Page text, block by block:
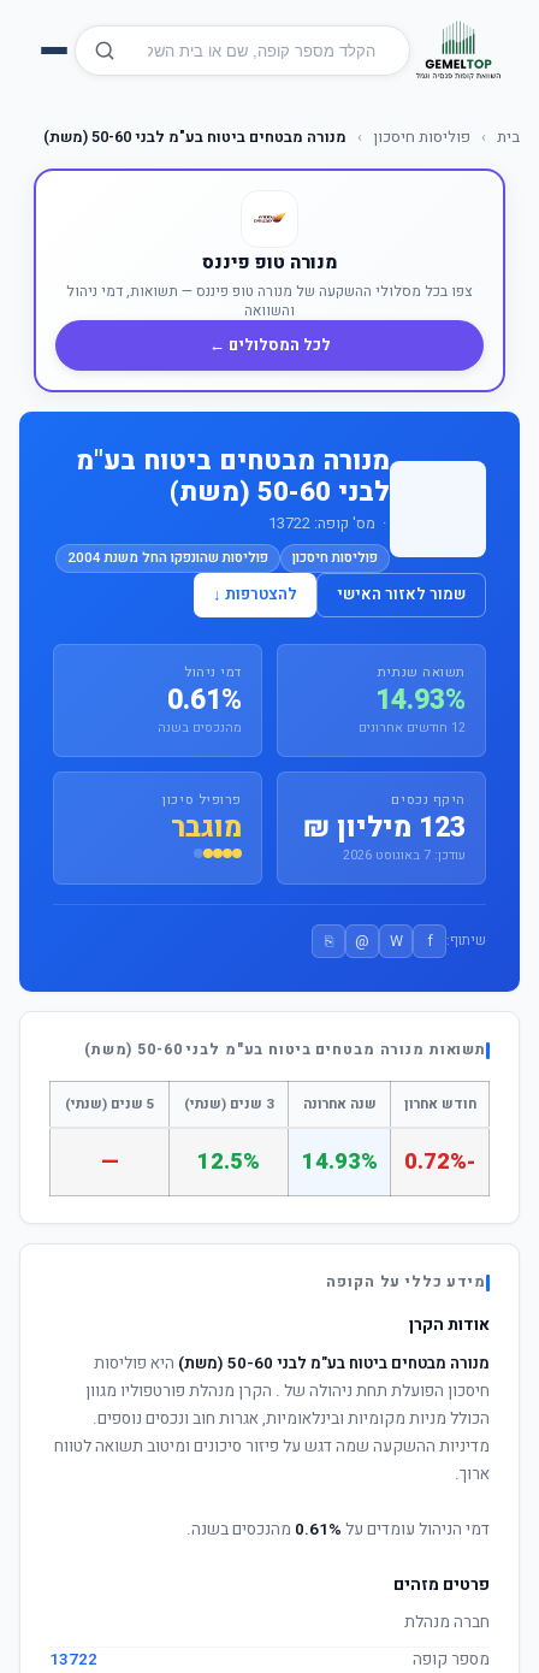
בית › פוליסות חיסכון › מנורה מבטחים ביטוח בע"מ לבני 50-60 (משת)
מנורה טופ פיננס
צפו בכל מסלולי ההשקעה של מנורה טופ פיננס — תשואות, דמי ניהול
והשוואה
לכל המסלולים ←
מנורה מבטחים ביטוח בע"מ
לבני 50-60 (משת)
· מס' קופה: 13722
פוליסות חיסכון פוליסות שהונפקו החל משנת 2004
שמור לאזור האישי להצטרפות ↓
תשואה שנתית
14.93%
12 חודשים אחרונים
דמי ניהול
0.61%
מהנכסים בשנה
היקף נכסים
123 מיליון ₪
עודכן: 7 באוגוסט 2026
פרופיל סיכון
מוגבר
שיתוף: f
W
@
⎘
תשואות מנורה מבטחים ביטוח בע"מ לבני 50-60 (משת)
חודש אחרון שנה אחרונה 3 שנים (שנתי) 5 שנים (שנתי)
-0.72%
14.93%
12.5%
—
מידע כללי על הקופה
אודות הקרן
מנורה מבטחים ביטוח בע"מ לבני 50-60 (משת)
היא פוליסות
חיסכון הפועלת תחת ניהולה של . הקרן מנהלת פורטפוליו מגוון
הכולל מניות מקומיות ובינלאומיות, אגרות חוב ונכסים נוספים.
מדיניות ההשקעה שמה דגש על פיזור סיכונים ומיטוב תשואה לטווח
ארוך.
דמי הניהול עומדים על 0.61% מהנכסים בשנה.
פרטים מזהים
חברה מנהלת
מספר קופה
13722